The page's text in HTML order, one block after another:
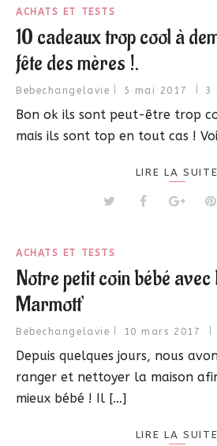
ACHATS ET TESTS
10 cadeaux trop cool à
fête des mères !.
Bebechangelavie 5 mai 2017 3
Bon ok ils sont peut-être trop
mais ils sont top en tout cas !
LIRE LA SUITE
ACHATS ET TESTS
Notre petit coin bébé
Marmott’
Bebechangelavie 10 mars 2017
Depuis quelques jours, nous
ranger et nettoyer la maison
mieux bébé ! Il […]
LIRE LA SUITE